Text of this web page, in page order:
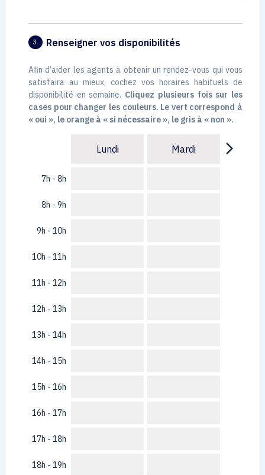
3 Renseigner vos disponibilités
Afin d’aider les agents à obtenir un rendez-vous qui vous
satisfaira au mieux, cochez vos horaires habituels de
disponibilité en semaine. Cliquez plusieurs fois sur les
cases pour changer les couleurs. Le vert correspond à
« oui », le orange à « si nécessaire », le gris à « non ».
7h - 8h
8h - 9h
9h - 10h
10h - 11h
11h - 12h
12h - 13h
13h - 14h
14h - 15h
15h - 16h
16h - 17h
17h - 18h
18h - 19h
Lundi Mardi arrow_forward_ios